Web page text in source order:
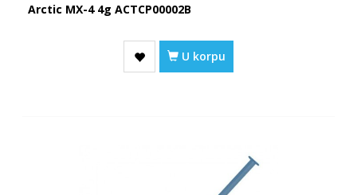
Arctic MX-4 4g ACTCP00002B
U korpu